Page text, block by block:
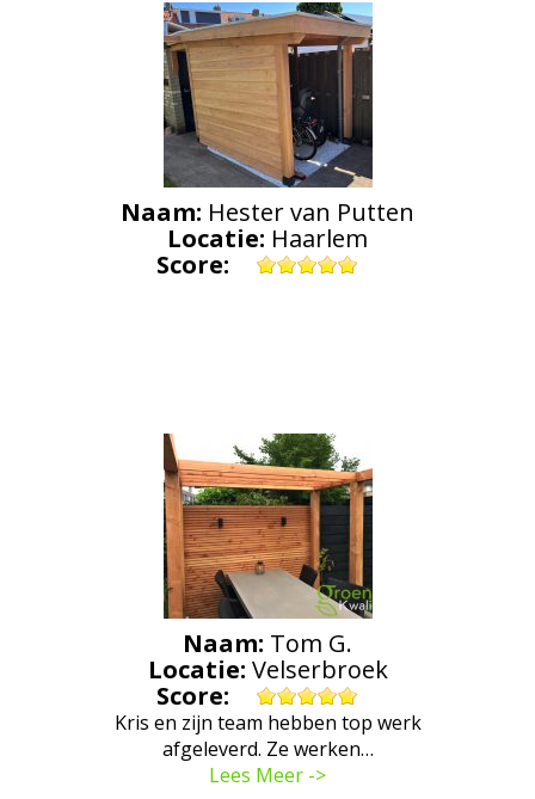
Naam: Hester van Putten
Locatie: Haarlem
Score:
Naam: Tom G.
Locatie: Velserbroek
Score:
Kris en zijn team hebben top werk
afgeleverd. Ze werken…
Lees Meer ->